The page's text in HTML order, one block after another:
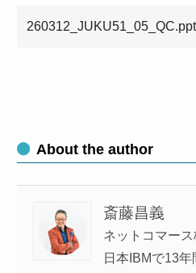
About the author
斎藤昌義
ネットコマース
日本IBMで13